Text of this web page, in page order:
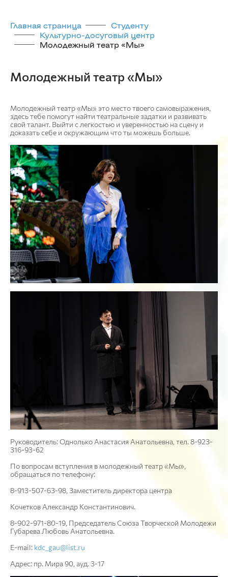
Главная страница
Студенту
Культурно-досуговый центр
Молодежный театр «Мы»
Молодежный театр «Мы»
Молодежный театр «Мы» это место твоего самовыражения,
здесь тебе помогут найти театральные задатки и развивать
свой талант. Выйти с легкостью и уверенностью на сцену и
доказать себе и окружающим что ты можешь больше.
Руководитель: Однолько Анастасия Анатольевна, тел. 8-923-
316-93-62
По вопросам вступления в молодежный театр «Мы»,
обращаться по телефону:
8-913-507-63-98, Заместитель директора центра
Кочетков Александр Константинович.
8-902-971-80-19, Председатель Союза Творческой Молодежи
Губарева Любовь Анатольевна.
E-mail: kdc_gau@list.ru
Адрес: пр. Мира 90, ауд. 3-17